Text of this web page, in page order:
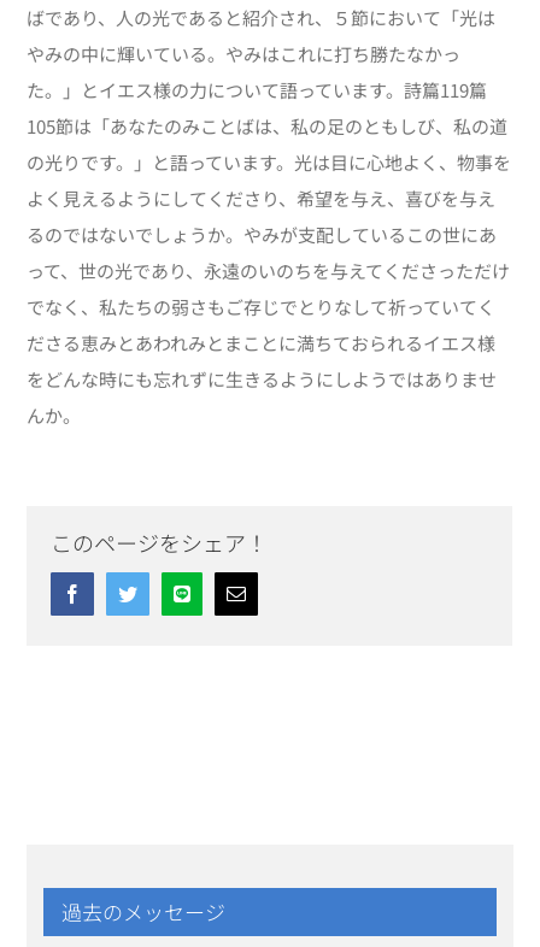
ばであり、人の光であると紹介され、５節において「光は
やみの中に輝いている。やみはこれに打ち勝たなかっ
た。」とイエス様の力について語っています。詩篇119篇
105節は「あなたのみことばは、私の足のともしび、私の道
の光りです。」と語っています。光は目に心地よく、物事を
よく見えるようにしてくださり、希望を与え、喜びを与え
るのではないでしょうか。やみが支配しているこの世にあ
って、世の光であり、永遠のいのちを与えてくださっただけ
でなく、私たちの弱さもご存じでとりなして祈っていてく
ださる恵みとあわれみとまことに満ちておられるイエス様
をどんな時にも忘れずに生きるようにしようではありませ
んか。
このページをシェア！
FacebookTwitterLine Email
過去のメッセージ